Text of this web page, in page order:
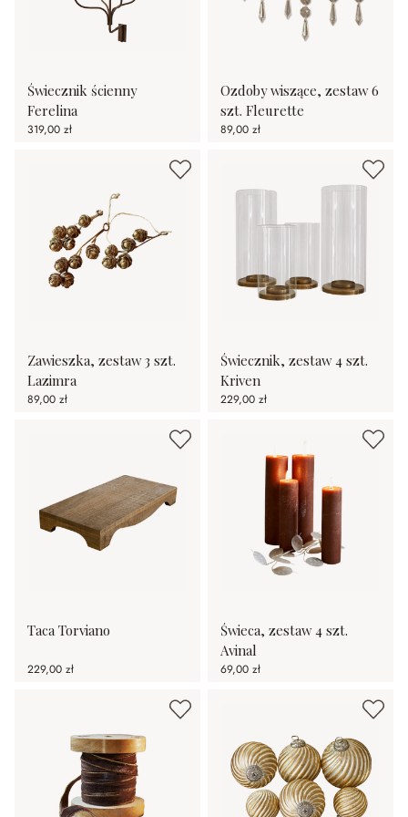
Świecznik ścienny
Ferelina
319,00 zł
Ozdoby wiszące, zestaw 6
szt. Fleurette
89,00 zł
Zawieszka, zestaw 3 szt.
Lazimra
89,00 zł
Świecznik, zestaw 4 szt.
Kriven
229,00 zł
Taca Torviano
229,00 zł
Świeca, zestaw 4 szt.
Avinal
69,00 zł